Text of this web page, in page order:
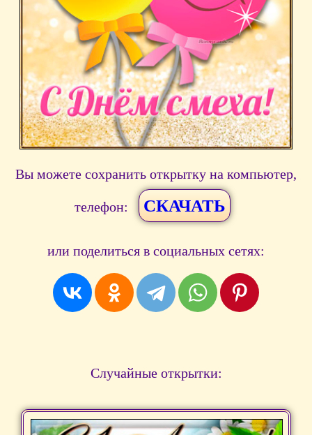
Вы можете сохранить открытку на компьютер,
телефон: СКАЧАТЬ
или поделиться в социальных сетях:
Случайные открытки: